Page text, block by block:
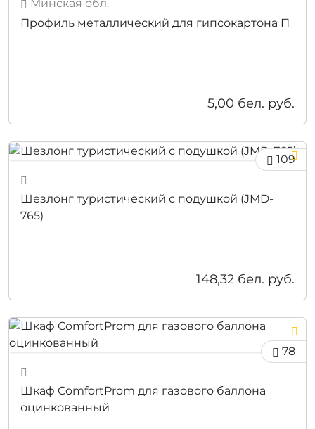
Минская обл.
Профиль металлический для гипсокартона П
5,00 бел. руб.
109
Шезлонг туристический с подушкой (JMD-
765)
148,32 бел. руб.
78
Шкаф ComfortProm для газового баллона
оцинкованный